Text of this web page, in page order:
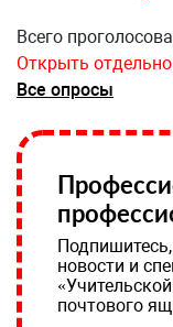
Всего
Открыть отдельно
Все опросы
новости и
почтового